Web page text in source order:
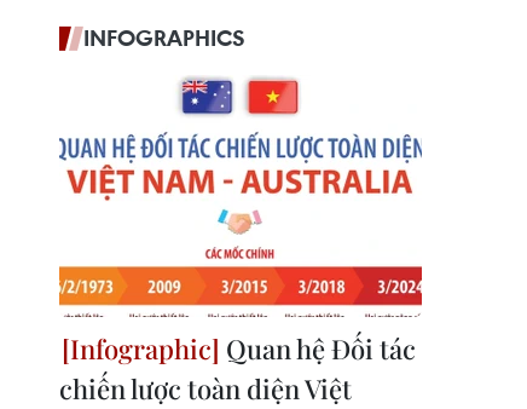
INFOGRAPHICS
Quan hệ Đối tác
chiến lược toàn diện Việt